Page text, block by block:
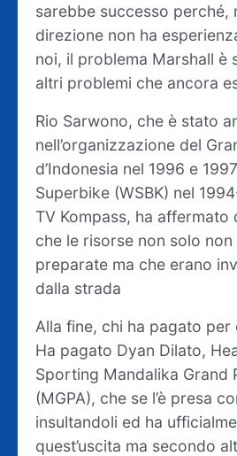
sarebbe successo perché,
direzione non ha
noi, il problema Marshall è
altri problemi che ancora
Rio Sarwono, che è stato
nell’organizzazione del
d’Indonesia nel 1996 e
Superbike (WSBK) nel
TV Kompass, ha affermato
che le risorse non solo
preparate ma che erano
dalla strada
Alla fine, chi ha pagato per
Ha pagato Dyan Dilato,
Sporting Mandalika Grand
(MGPA), che se l’è presa
insultandoli ed ha
quest’uscita ma secondo